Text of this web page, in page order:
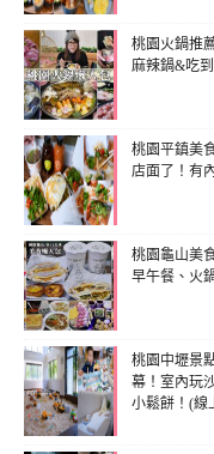
桃園火鍋推
麻辣鍋&吃
桃園平鎮美
店面了！有
桃園龜山美
早午餐、火
桃園中壢景
幕！室內玩
小鬆餅！(線